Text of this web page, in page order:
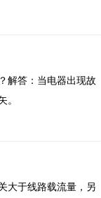
解答：当电器出现故
。
大于线路载流量，另